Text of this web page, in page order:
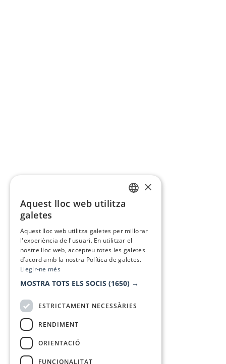
×
Aquest lloc web utilitza
galetes
Aquest lloc web utilitza galetes per millorar
l'experiència de l'usuari. En utilitzar el
nostre lloc web, accepteu totes les galetes
d’acord amb la nostra Política de galetes.
Llegir-ne més
MOSTRA TOTS ELS SOCIS (1650) →
ESTRICTAMENT NECESSÀRIES
RENDIMENT
ORIENTACIÓ
FUNCIONALITAT